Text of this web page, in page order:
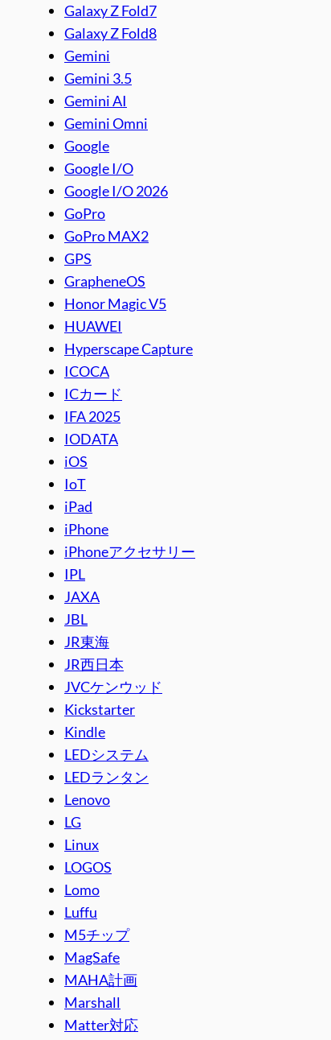
Galaxy Z Fold7
Galaxy Z Fold8
Gemini
Gemini 3.5
Gemini AI
Gemini Omni
Google
Google I/O
Google I/O 2026
GoPro
GoPro MAX2
GPS
GrapheneOS
Honor Magic V5
HUAWEI
Hyperscape Capture
ICOCA
ICカード
IFA 2025
IODATA
iOS
IoT
iPad
iPhone
iPhoneアクセサリー
IPL
JAXA
JBL
JR東海
JR西日本
JVCケンウッド
Kickstarter
Kindle
LEDシステム
LEDランタン
Lenovo
LG
Linux
LOGOS
Lomo
Luffu
M5チップ
MagSafe
MAHA計画
Marshall
Matter対応